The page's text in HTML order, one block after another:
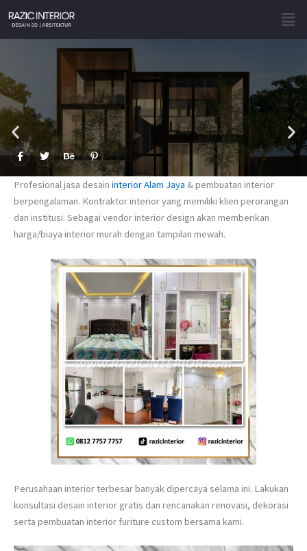
content
F
a
e
b
o
k
f
T
w
t
t
e
r
B
e
h
a
n
c
P
i
n
t
e
r
s
-
Profesional jasa desain interior Alam Jaya & pembuatan interior
berpengalaman. Kontraktor interior yang memiliki klien perorangan
dan institusi. Sebagai vendor interior design akan memberikan
harga/biaya interior murah dengan tampilan mewah.
Perusahaan interior terbesar banyak dipercaya selama ini. Lakukan
konsultasi desain interior gratis dan rencanakan renovasi, dekorasi
serta pembuatan interior furiture custom bersama kami.